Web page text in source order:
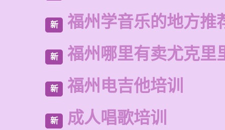
新 福州学音乐的地方推
新 福州哪里有卖尤克里
新 福州电吉他培训
新 成人唱歌培训